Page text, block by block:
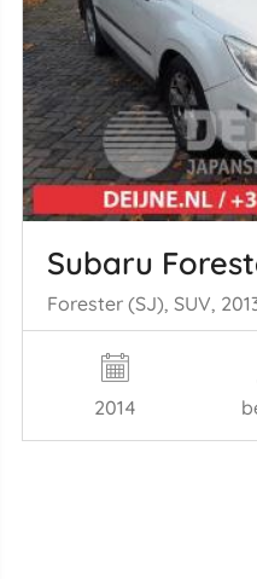
Subaru
Forester (SJ), SUV,
2014